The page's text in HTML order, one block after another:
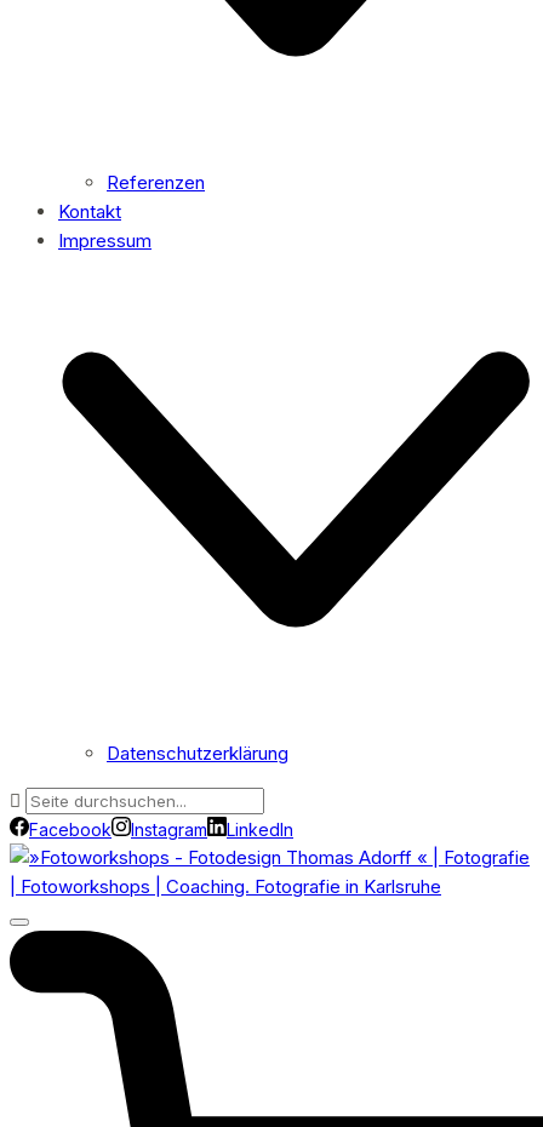
Referenzen
Kontakt
Impressum
Datenschutzerklärung
Facebook Instagram LinkedIn